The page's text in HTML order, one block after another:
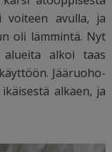
voiteen avulla, ja
oli lämmintä. Nyt
alkoi taas
Jääruoho-
alkaen, ja